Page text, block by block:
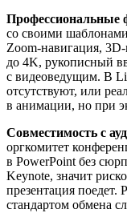
Профессиональные
со своими
Zoom-навигация,
до 4K, рукописный
с видеоведущим. В
отсутствуют, или
в анимации, но при
Совместимость с
оргкомитет
в PowerPoint без
Keynote, значит
презентация поедет.
стандартом обмена